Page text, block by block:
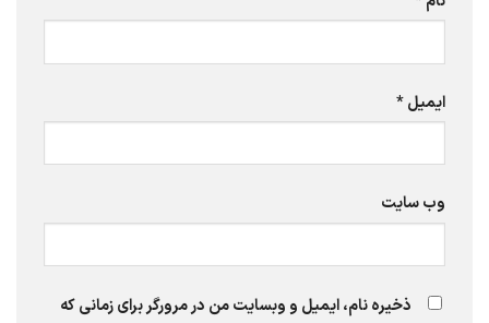
ایمیل*
وب‌ سایت
ذخیره نام، ایمیل و وبسایت من در مرورگر برای زمانی که